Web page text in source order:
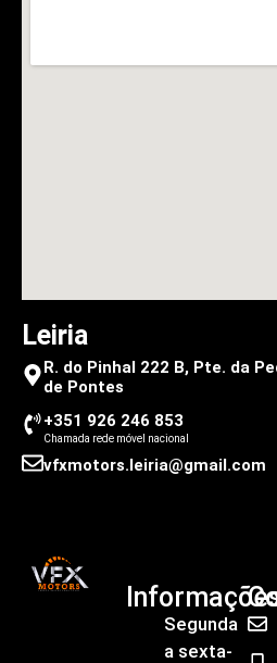
Leiria
R. do Pinhal 222 B, Pte. da
de Pontes
+351 926 246 853
Chamada rede móvel nacional
vfxmotors.leiria@gmail.com
Segunda
a sexta-